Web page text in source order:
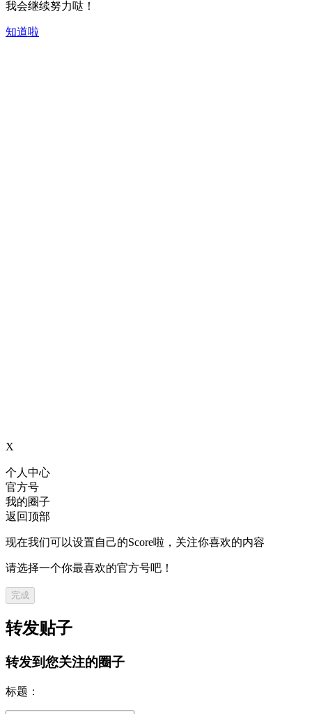
我会继续努力哒！
知道啦
X
个人中心
官方号
我的圈子
返回顶部
现在我们可以设置自己的Score啦，关注你喜欢的内容
请选择一个你最喜欢的官方号吧！
完成
转发贴子
转发到您关注的圈子
标题：